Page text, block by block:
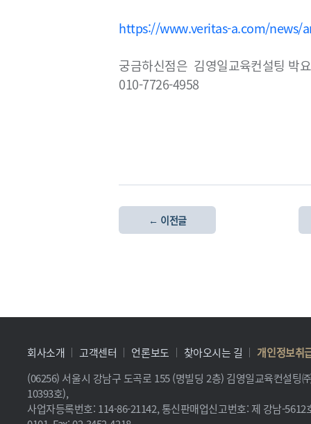
https://www.veritas-a.com/news/
궁금하신점은 김영일교육컨설팅 박
010-7726-4958
← 이전글
회사소개 고객센터 언론보도 찾아오시는 길
개인정보취
(06256) 서울시 강남구 도곡로 155 (명빌딩 2층) 김영일교육컨설팅
10393호),
사업자등록번호: 114-86-21142, 통신판매업신고번호: 제 강남-